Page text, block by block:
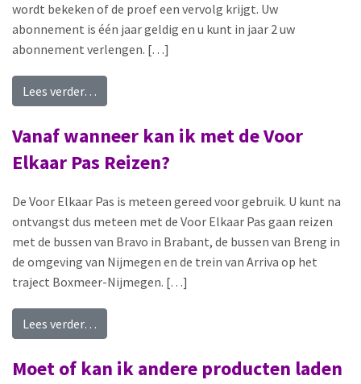
wordt bekeken of de proef een vervolg krijgt. Uw
abonnement is één jaar geldig en u kunt in jaar 2 uw
abonnement verlengen. […]
Lees verder…
Vanaf wanneer kan ik met de Voor
Elkaar Pas Reizen?
De Voor Elkaar Pas is meteen gereed voor gebruik. U kunt na
ontvangst dus meteen met de Voor Elkaar Pas gaan reizen
met de bussen van Bravo in Brabant, de bussen van Breng in
de omgeving van Nijmegen en de trein van Arriva op het
traject Boxmeer-Nijmegen. […]
Lees verder…
Moet of kan ik andere producten laden